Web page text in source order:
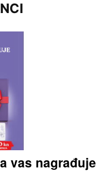
vas nagrađuje